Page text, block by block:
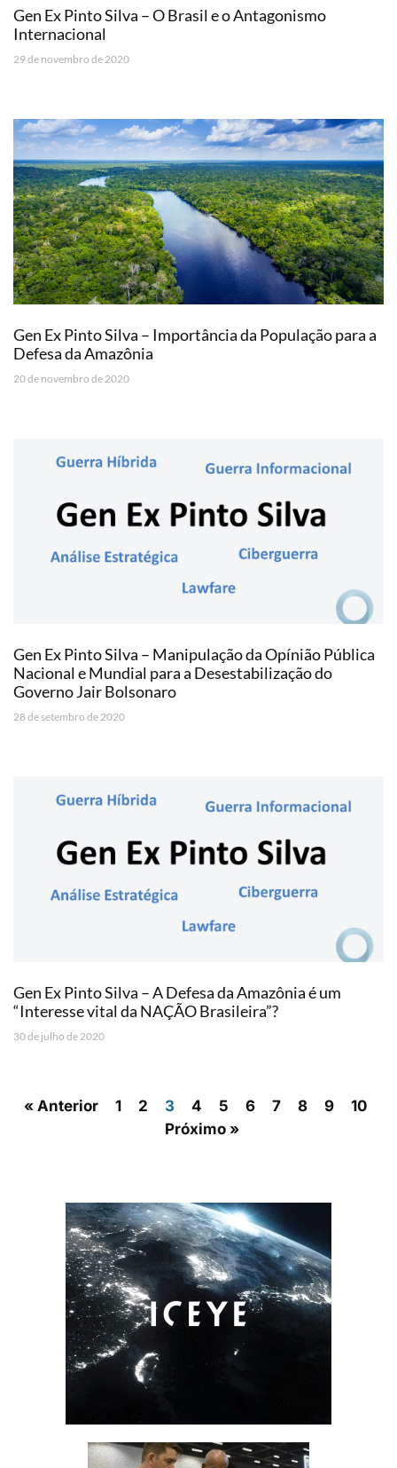
Gen Ex Pinto Silva – O Brasil e o Antagonismo
Internacional
29 de novembro de 2020
Gen Ex Pinto Silva – Importância da População para a
Defesa da Amazônia
20 de novembro de 2020
Gen Ex Pinto Silva – Manipulação da Opínião Pública
Nacional e Mundial para a Desestabilização do
Governo Jair Bolsonaro
28 de setembro de 2020
Gen Ex Pinto Silva – A Defesa da Amazônia é um
“Interesse vital da NAÇÃO Brasileira”?
30 de julho de 2020
« Anterior 1 2 3 4 5 6 7 8 9
10
Próximo »